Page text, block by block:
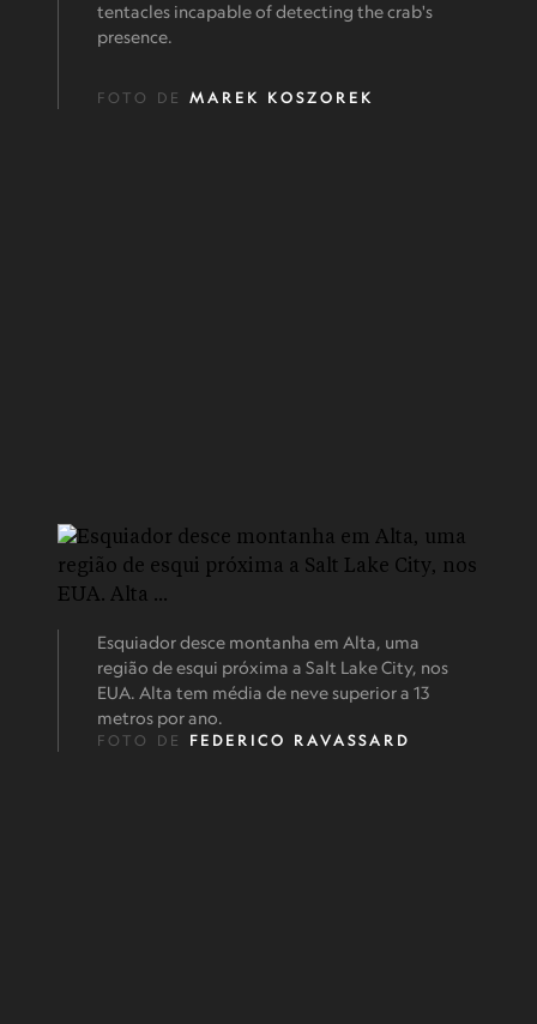
tentacles incapable of detecting the crab's
presence.
FOTO DE MAREK KOSZOREK
Esquiador desce montanha em Alta, uma
região de esqui próxima a Salt Lake City, nos
EUA. Alta tem média de neve superior a 13
metros por ano.
FOTO DE FEDERICO RAVASSARD